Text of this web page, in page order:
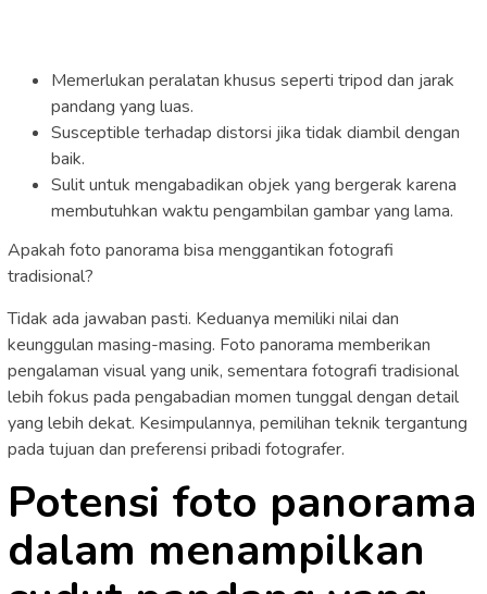
Memerlukan peralatan khusus seperti tripod dan jarak
pandang yang luas.
Susceptible terhadap distorsi jika tidak diambil dengan
baik.
Sulit untuk mengabadikan objek yang bergerak karena
membutuhkan waktu pengambilan gambar yang lama.
Apakah foto panorama bisa menggantikan fotografi
tradisional?
Tidak ada jawaban pasti. Keduanya memiliki nilai dan
keunggulan masing-masing. Foto panorama memberikan
pengalaman visual yang unik, sementara fotografi tradisional
lebih fokus pada pengabadian momen tunggal dengan detail
yang lebih dekat. Kesimpulannya, pemilihan teknik tergantung
pada tujuan dan preferensi pribadi fotografer.
Potensi foto panorama
dalam menampilkan